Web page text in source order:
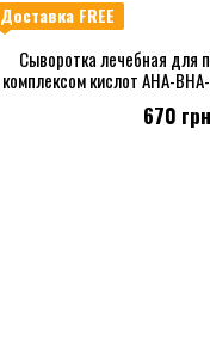
Доставка FREE
Сыворотка лечебная для
комплексом кислот AHA-
Serum 50ml
670 грн